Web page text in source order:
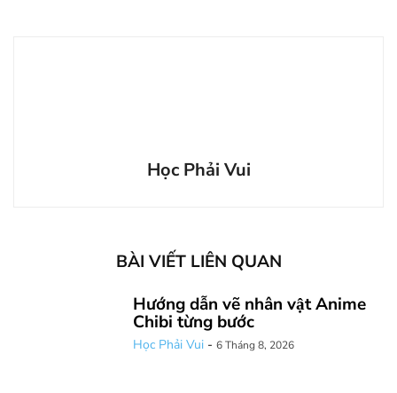
Học Phải Vui
BÀI VIẾT LIÊN QUAN
Hướng dẫn vẽ nhân vật Anime
Chibi từng bước
Học Phải Vui - 6 Tháng 8, 2026